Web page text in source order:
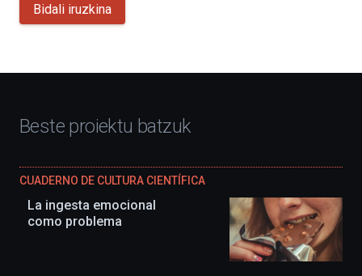
Bidali iruzkina
Beste proiektu batzuk
CUADERNO DE CULTURA CIENTÍFICA
La ingesta emocional
como problema